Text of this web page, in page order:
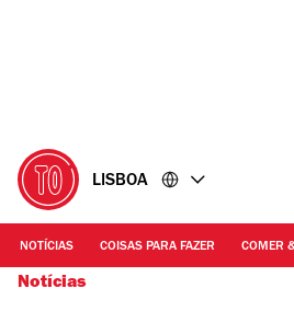
LISBOA
NOTÍCIAS COISAS PARA FAZER COMER
Notícias